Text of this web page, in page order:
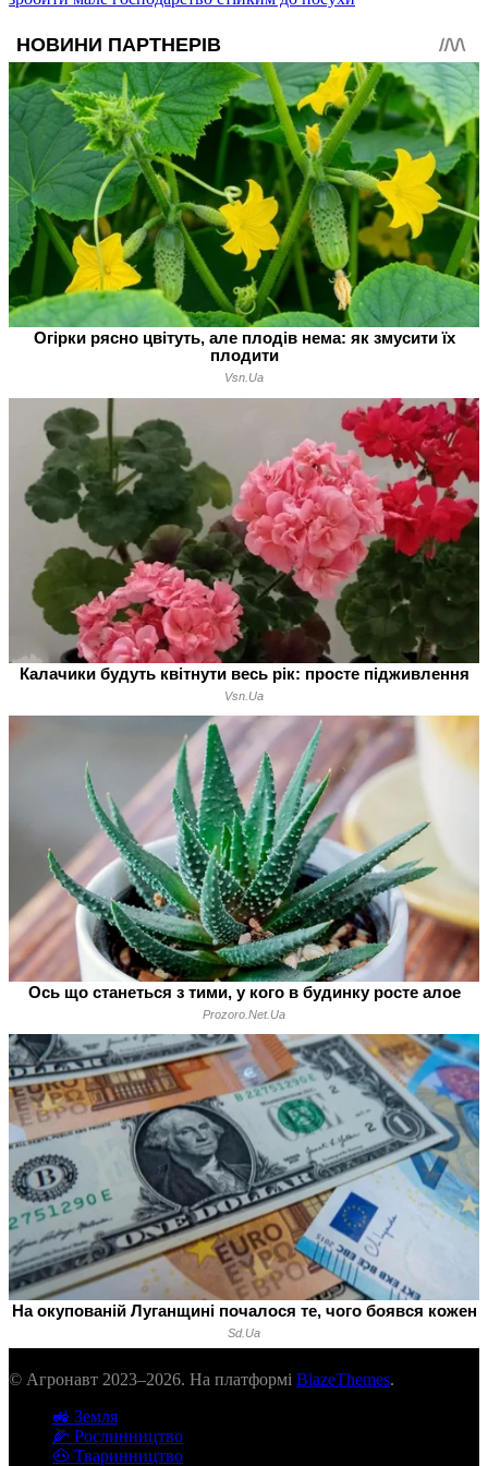
© Агронавт 2023–2026. На платформі BlazeThemes.
🚜 Земля
🌽 Рослинництво
🐽 Тваринництво